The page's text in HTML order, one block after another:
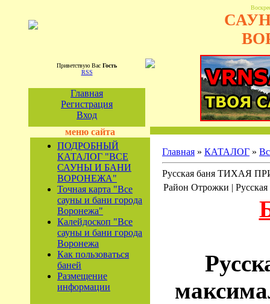
Приветствую Вас Гость
RSS
Главная
Регистрация
Вход
меню сайта
ПОДРОБНЫЙ
КАТАЛОГ "ВСЕ
САУНЫ И БАНИ
ВОРОНЕЖА"
Точная карта "Все
сауны и бани города
Воронежа"
Калейдоскоп "Все
сауны и бани города
Воронежа
Как пользоваться
баней
Размещение
информации
Главная » КАТАЛОГ »
Русская баня ТИХАЯ
Район Отрожки |